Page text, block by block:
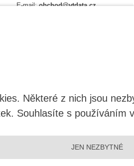
Některé z nich jsou
Souhlasíte s používáním
JEN NEZBYTNÉ
E-mail:obchod@vtdata.cz